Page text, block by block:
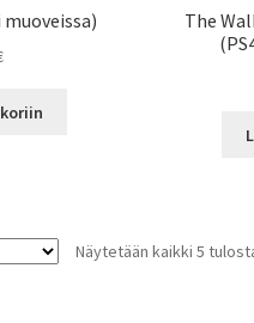
muoveissa)
The
Näytetään kaikki 5